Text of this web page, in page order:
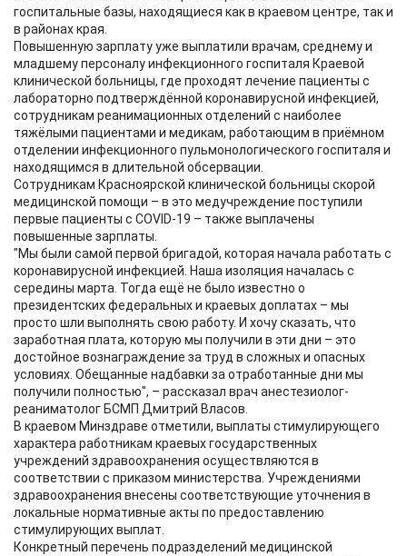
госпитальные базы, находящиеся как в краевом центре, так и
в районах края.
Повышенную зарплату уже выплатили врачам, среднему и
младшему персоналу инфекционного госпиталя Краевой
клинической больницы, где проходят лечение пациенты с
лабораторно подтверждённой коронавирусной инфекцией,
сотрудникам реанимационных отделений с наиболее
тяжёлыми пациентами и медикам, работающим в приёмном
отделении инфекционного пульмонологического госпиталя и
находящимся в длительной обсервации.
Сотрудникам Красноярской клинической больницы скорой
медицинской помощи – в это медучреждение поступили
первые пациенты с COVID-19 – также выплачены
повышенные зарплаты.
"Мы были самой первой бригадой, которая начала работать с
коронавирусной инфекцией. Наша изоляция началась с
середины марта. Тогда ещё не было известно о
президентских федеральных и краевых доплатах – мы
просто шли выполнять свою работу. И хочу сказать, что
заработная плата, которую мы получили в эти дни – это
достойное вознаграждение за труд в сложных и опасных
условиях. Обещанные надбавки за отработанные дни мы
получили полностью", – рассказал врач анестезиолог-
реаниматолог БСМП Дмитрий Власов.
В краевом Минздраве отметили, выплаты стимулирующего
характера работникам краевых государственных
учреждений здравоохранения осуществляются в
соответствии с приказом министерства. Учреждениями
здравоохранения внесены соответствующие уточнения в
локальные нормативные акты по предоставлению
стимулирующих выплат.
Конкретный перечень подразделений медицинской